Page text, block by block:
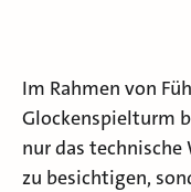
Im Rahmen von
Glockenspielturm
nur das technische
zu besichtigen,